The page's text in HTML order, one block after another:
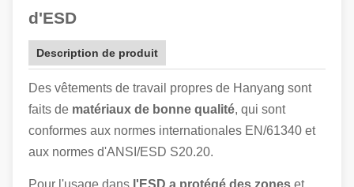
d'ESD
Description de produit
Des vêtements de travail propres de Hanyang sont
faits de matériaux de bonne qualité, qui sont
conformes aux normes internationales EN/61340 et
aux normes d'ANSI/ESD S20.20.
Pour l'usage dans l'ESD a protégé des zones et